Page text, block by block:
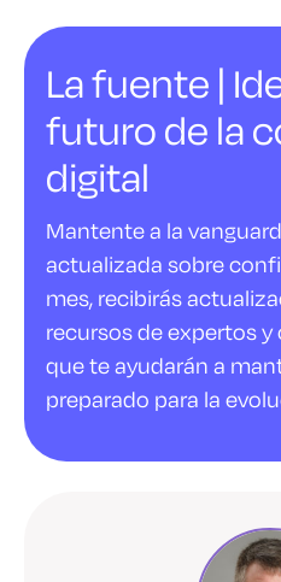
La fuente |
futuro de la
digital
Mantente a la
actualizada sobre
mes, recibirás
recursos de expertos
que te ayudarán a
preparado para la